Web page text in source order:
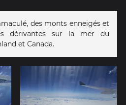
des monts enneigés et
dérivantes sur la mer du
et Canada.